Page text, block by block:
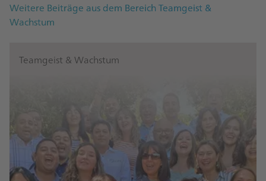
Weitere Beiträge aus dem Bereich Teamgeist &
Wachstum
Teamgeist & Wachstum